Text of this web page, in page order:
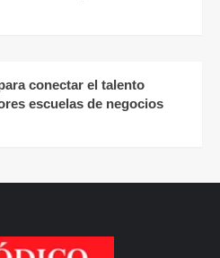
conectar el talento
escuelas de negocios